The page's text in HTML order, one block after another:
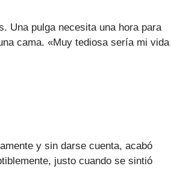
Una pulga necesita una hora para
cama. «Muy tediosa sería mi vida
y sin darse cuenta, acabó
justo cuando se sintió